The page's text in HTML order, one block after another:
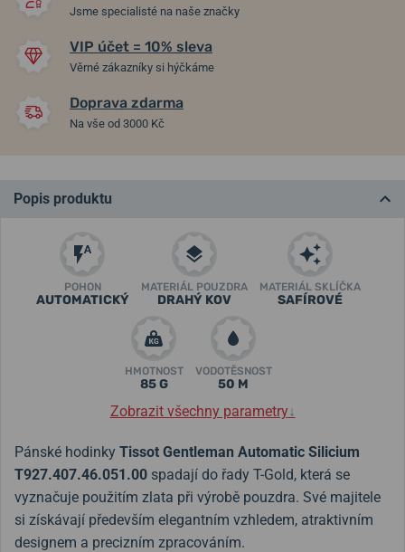
Jsme specialisté na naše značky
VIP účet = 10% sleva
Věrné zákazníky si hýčkáme
Doprava zdarma
Na vše od 3000 Kč
Popis produktu
POHON
AUTOMATICKÝ
MATERIÁL POUZDRA
DRAHÝ KOV
MATERIÁL SKLÍČKA
SAFÍROVÉ
HMOTNOST
85 G
VODOTĚSNOST
50 M
Zobrazit všechny parametry↓
Pánské hodinky Tissot Gentleman Automatic Silicium
T927.407.46.051.00 spadají do řady T-Gold, která se
vyznačuje použitím zlata při výrobě pouzdra. Své majitele
si získávají především elegantním vzhledem, atraktivním
designem a precizním zpracováním.